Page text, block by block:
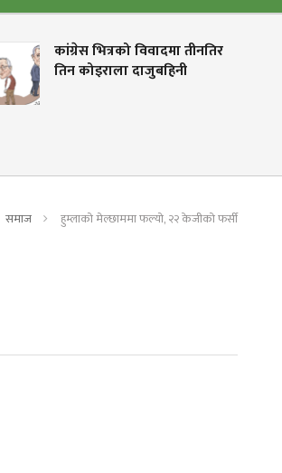
कांग्रेस भित्रको विवादमा तीनतिर
तिन कोइराला दाजुबहिनी
समाज हुम्लाको मेल्छाममा फल्यो, २२ केजीको फर्सी